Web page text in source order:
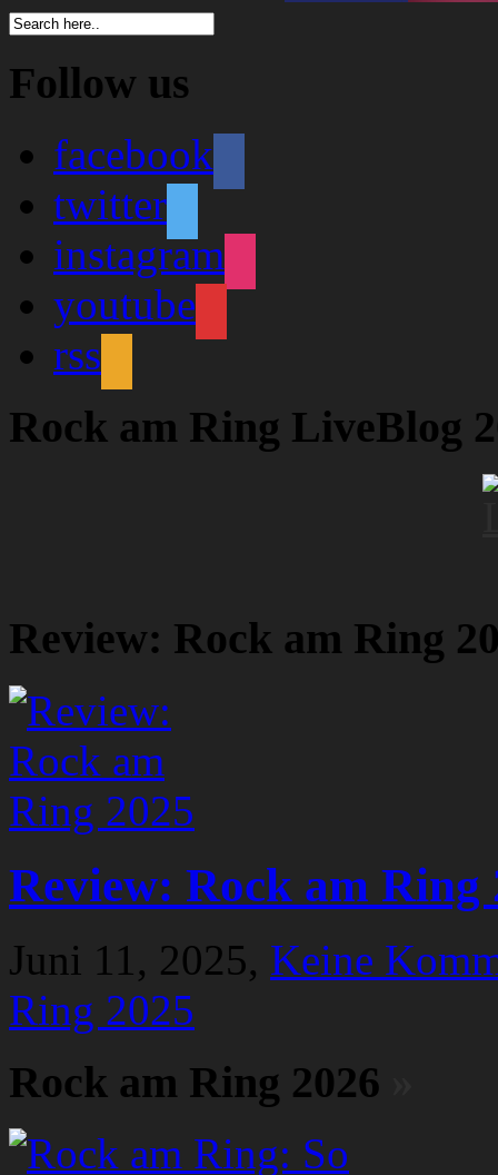
Follow us
facebook
twitter
instagram
youtube
rss
Rock am Ring LiveBlog
Review: Rock am Ring
Review: Rock am Ring
Juni 11, 2025, Keine
Ring 2025
Rock am Ring 2026